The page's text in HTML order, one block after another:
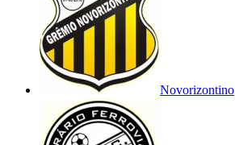
Novorizontino